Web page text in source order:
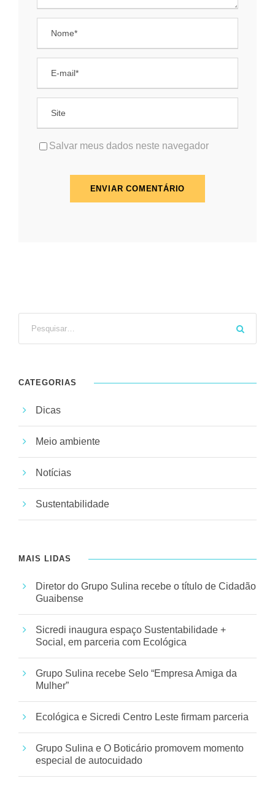
Salvar meus dados neste navegador
CATEGORIAS
Dicas
Meio ambiente
Notícias
Sustentabilidade
MAIS LIDAS
Diretor do Grupo Sulina recebe o título de Cidadão
Guaibense
Sicredi inaugura espaço Sustentabilidade +
Social, em parceria com Ecológica
Grupo Sulina recebe Selo “Empresa Amiga da
Mulher”
Ecológica e Sicredi Centro Leste firmam parceria
Grupo Sulina e O Boticário promovem momento
especial de autocuidado